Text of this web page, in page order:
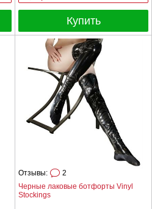
Купить
Черные лаковые ботфорты Vinyl
Stockings
Отзывы: 2